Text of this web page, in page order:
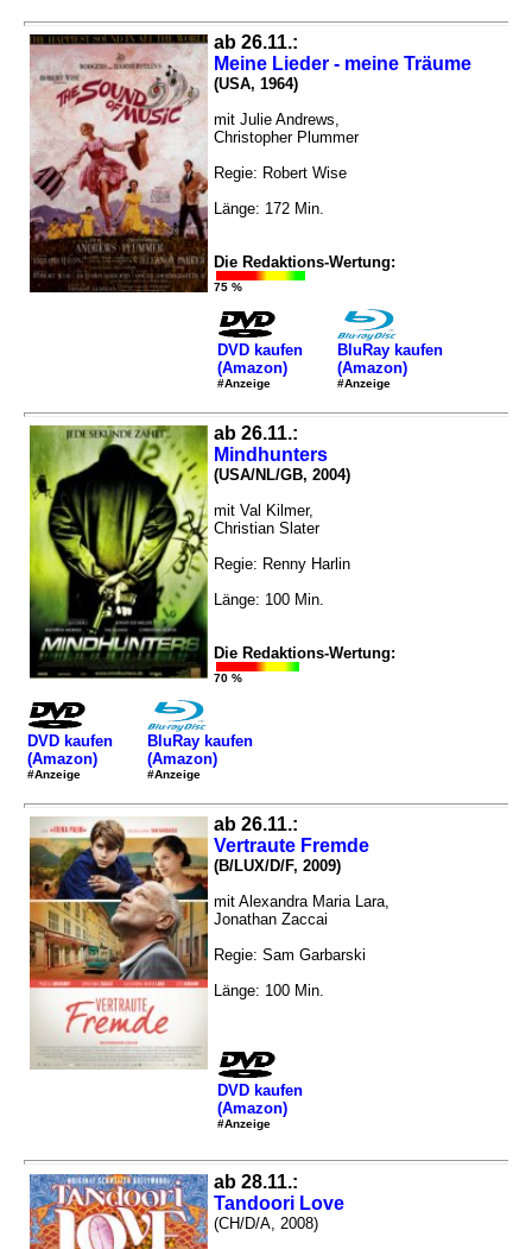
ab 26.11.:
Meine Lieder - meine Träume
(USA, 1964)
mit Julie Andrews,
Christopher Plummer
Regie: Robert Wise
Länge: 172 Min.
Die Redaktions-Wertung:
75 %
DVD kaufen
(Amazon)
#Anzeige
BluRay kaufen
(Amazon)
#Anzeige
ab 26.11.:
Mindhunters
(USA/NL/GB, 2004)
mit Val Kilmer,
Christian Slater
Regie: Renny Harlin
Länge: 100 Min.
Die Redaktions-Wertung:
70 %
DVD kaufen
(Amazon)
#Anzeige
BluRay kaufen
(Amazon)
#Anzeige
ab 26.11.:
Vertraute Fremde
(B/LUX/D/F, 2009)
mit Alexandra Maria Lara,
Jonathan Zaccai
Regie: Sam Garbarski
Länge: 100 Min.
DVD kaufen
(Amazon)
#Anzeige
ab 28.11.:
Tandoori Love
(CH/D/A, 2008)